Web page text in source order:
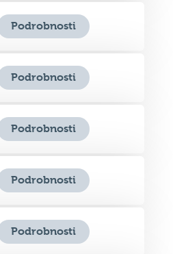
Podrobnosti
Podrobnosti
Podrobnosti
Podrobnosti
Podrobnosti